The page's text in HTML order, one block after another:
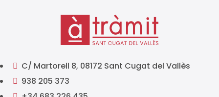
 C/ Martorell 8, 08172 Sant Cugat del Vallès
 938 205 373